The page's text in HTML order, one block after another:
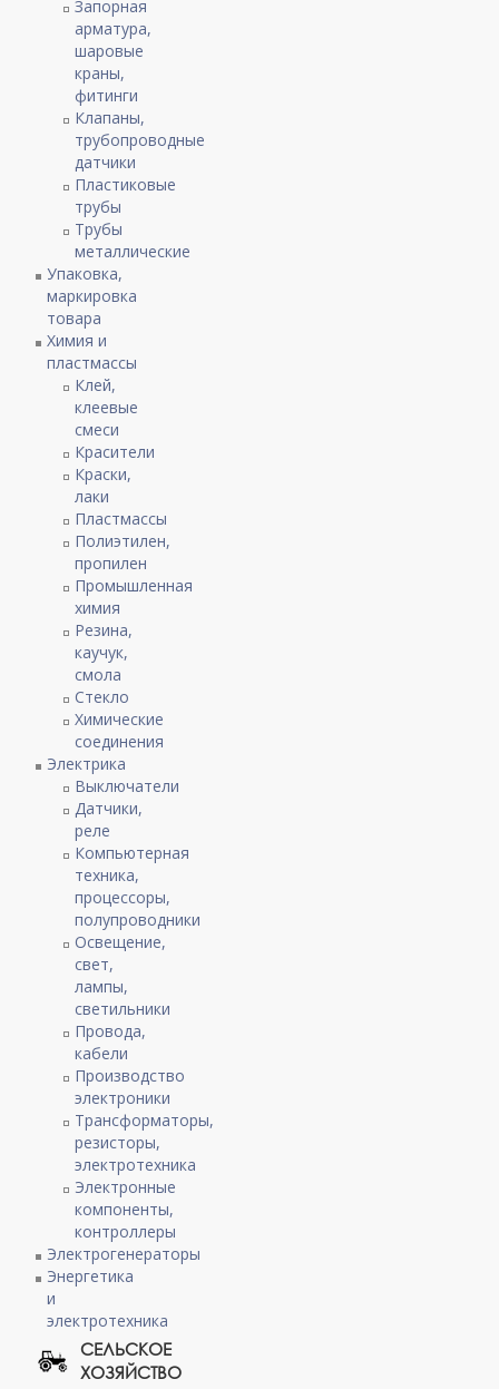
Запорная
арматура,
шаровые
краны,
фитинги
Клапаны,
трубопроводные
датчики
Пластиковые
трубы
Трубы
металлические
Упаковка,
маркировка
товара
Химия и
пластмассы
Клей,
клеевые
смеси
Красители
Краски,
лаки
Пластмассы
Полиэтилен,
пропилен
Промышленная
химия
Резина,
каучук,
смола
Стекло
Химические
соединения
Электрика
Выключатели
Датчики,
реле
Компьютерная
техника,
процессоры,
полупроводники
Освещение,
свет,
лампы,
светильники
Провода,
кабели
Производство
электроники
Трансформаторы,
резисторы,
электротехника
Электронные
компоненты,
контроллеры
Электрогенераторы
Энергетика
и
электротехника
СЕЛЬСКОЕ
ХОЗЯЙСТВО